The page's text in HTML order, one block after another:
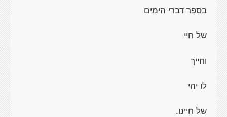
בספר דברי הימים
של חיי
וחייך
לו יהי
של חיינו.